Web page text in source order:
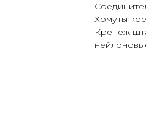
Хомуты
Крепеж